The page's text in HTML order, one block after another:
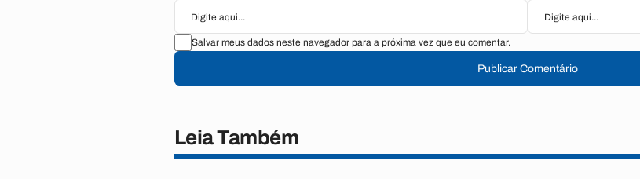
Salvar meus dados neste navegador para a próxima vez que eu comentar.
Publicar Comentário
Leia Também